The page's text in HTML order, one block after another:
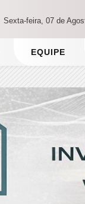
Sexta-feira, 07 de
EQUIPE